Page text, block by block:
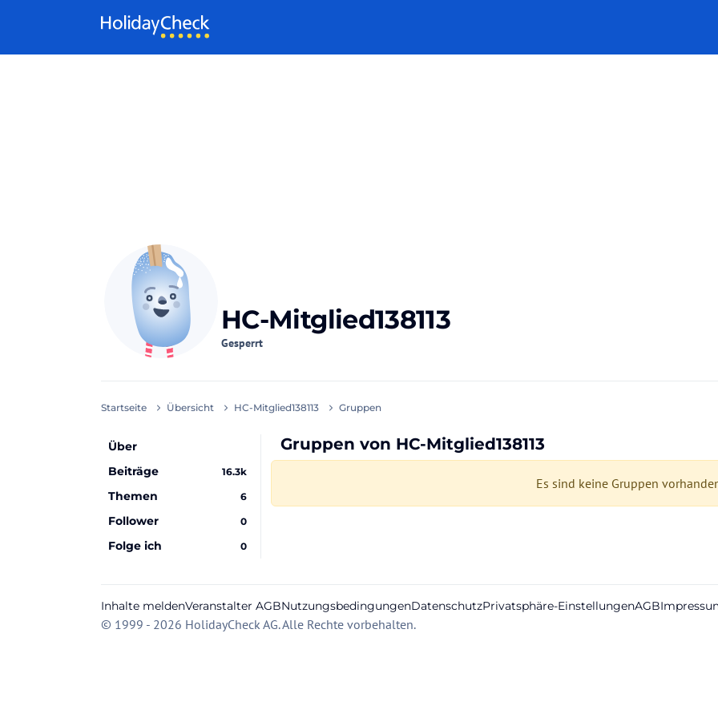
HC-Mitglied138113
Gesperrt
Startseite Übersicht HC-Mitglied138113 Gruppen
Über
Beiträge
16.3k
Themen 6
Follower 0
Folge ich 0
Gruppen von HC-Mitglied138113
Es sind keine Gruppen
Inhalte meldenVeranstalter AGBNutzungsbedingungenDatenschutzPrivatsphäre-EinstellungenAGB
© 1999 - 2026 HolidayCheck AG. Alle Rechte vorbehalten.